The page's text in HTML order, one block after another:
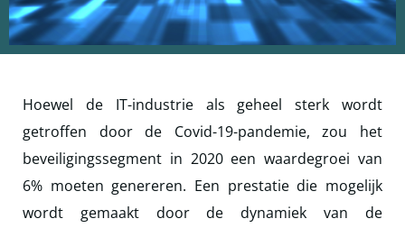
| NL
Hoewel de IT-industrie als geheel sterk wordt
getroffen door de Covid-19-pandemie, zou het
beveiligingssegment in 2020 een waardegroei van
6% moeten genereren. Een prestatie die mogelijk
wordt gemaakt door de dynamiek van de